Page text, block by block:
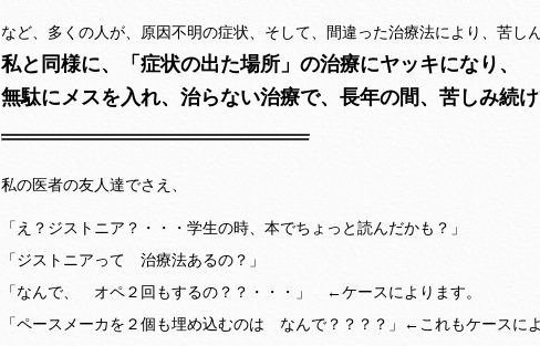
など、多くの人が、原因不明の症状、そして、間違った治療法により、苦しん
私と同様に、「症状の出た場所」の治療にヤッキになり、
無駄にメスを入れ、治らない治療で、長年の間、苦しみ続け
私の医者の友人達でさえ、
「え？ジストニア？・・・学生の時、本でちょっと読んだかも？」
「ジストニアって 治療法あるの？」
「なんで、 オペ２回もするの？？・・・」 ←ケースによります。
「ペースメーカを２個も埋め込むのは なんで？？？？」←これもケースに